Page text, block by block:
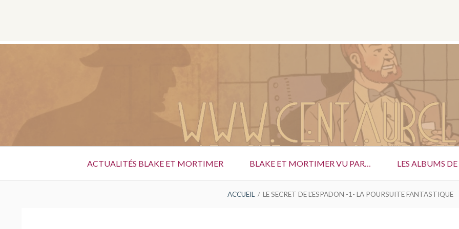
principal
ACTUALITÉS BLAKE ET MORTIMER BLAKE ET MORTIMER VU PAR… LES ALBUMS
ACCUEIL LE SECRET DE L’ESPADON -1- LA POURSUITE FANTASTIQUE